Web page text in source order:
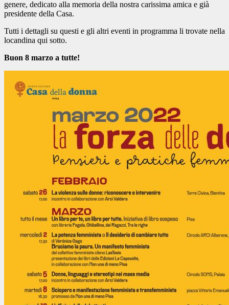
genere, dedicato alla memoria della nostra carissima amica e già
presidente della Casa.
Tutti i dettagli su questi e gli altri eventi in programma li trovate nella
locandina qui sotto.
Buon 8 marzo a tutte!